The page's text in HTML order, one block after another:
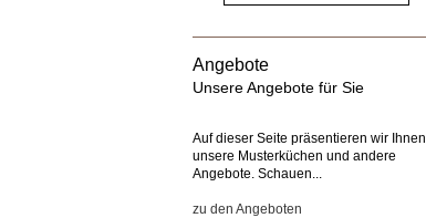
Angebote
Unsere Angebote für Sie
Auf dieser Seite präsentieren wir Ihnen
unsere Musterküchen und andere
Angebote. Schauen...
zu den Angeboten